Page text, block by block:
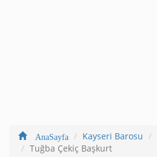
AnaSayfa Kayseri Barosu
Tuğba Çekiç Başkurt